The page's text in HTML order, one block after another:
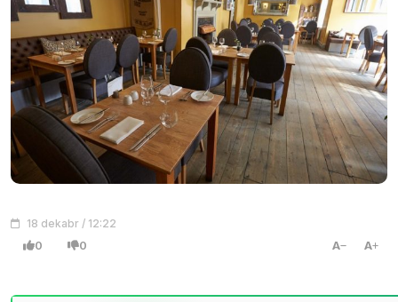
18 dekabr / 12:22
0 0 A A